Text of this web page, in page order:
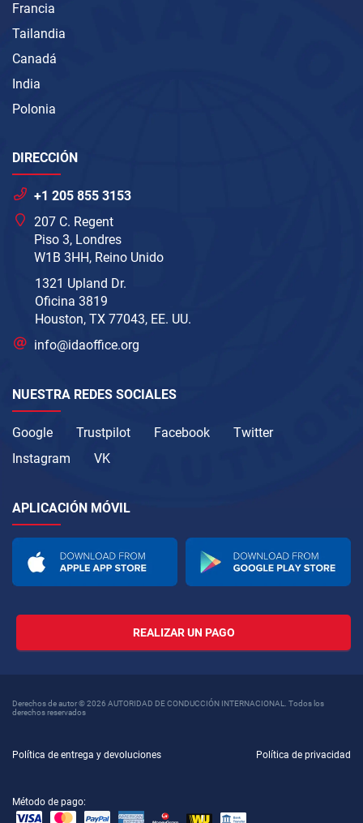
Francia
Tailandia
Canadá
India
Polonia
DIRECCIÓN
+1 205 855 3153
207 C. Regent
Piso 3, Londres
W1B 3HH, Reino Unido
1321 Upland Dr.
Oficina 3819
Houston, TX 77043, EE. UU.
info@idaoffice.org
NUESTRA REDES SOCIALES
Google Trustpilot Facebook
Twitter
Instagram
VK
APLICACIÓN MÓVIL
REALIZAR UN PAGO
Derechos de autor © 2026 AUTORIDAD DE CONDUCCIÓN INTERNACIONAL. Todos los
derechos reservados
Política de entrega y devoluciones Política de privacidad
Método de pago: